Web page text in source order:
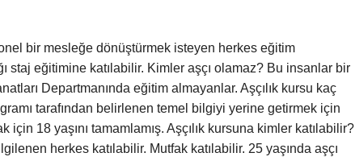
bir mesleğe dönüştürmek isteyen herkes eğitim
staj eğitimine katılabilir. Kimler aşçı olamaz? Bu insanlar bir
Departmanında eğitim almayanlar. Aşçılık kursu kaç
tarafından belirlenen temel bilgiyi yerine getirmek için
18 yaşını tamamlamış. Aşçılık kursuna kimler katılabilir?
herkes katılabilir. Mutfak katılabilir. 25 yaşında aşçı